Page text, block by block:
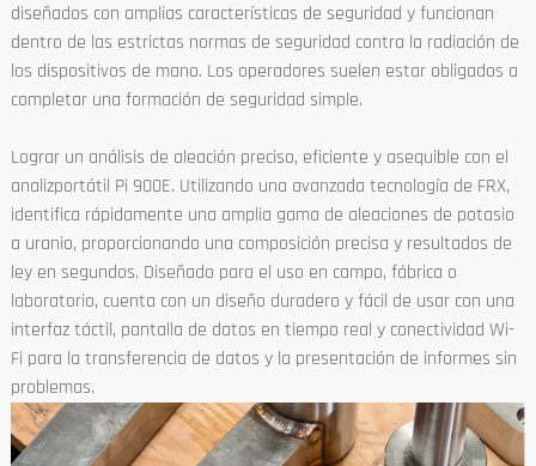
diseñados con amplias características de seguridad y funcionan
dentro de las estrictas normas de seguridad contra la radiación de
los dispositivos de mano. Los operadores suelen estar obligados a
completar una formación de seguridad simple.
Lograr un análisis de aleación preciso, eficiente y asequible con el
analizportátil Pi 900E. Utilizando una avanzada tecnología de FRX,
identifica rápidamente una amplia gama de aleaciones de potasio
a uranio, proporcionando una composición precisa y resultados de
ley en segundos. Diseñado para el uso en campo, fábrica o
laboratorio, cuenta con un diseño duradero y fácil de usar con una
interfaz táctil, pantalla de datos en tiempo real y conectividad Wi-
Fi para la transferencia de datos y la presentación de informes sin
problemas.